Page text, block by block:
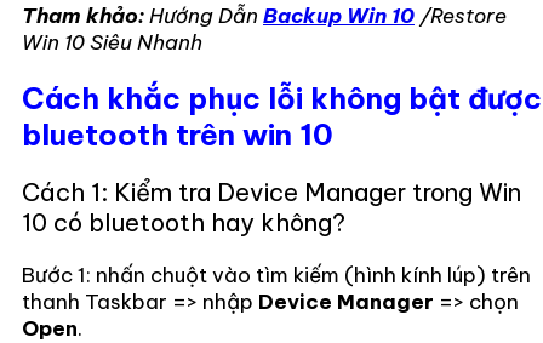
Tham khảo:Hướng Dẫn Backup Win 10 /Restore
Win 10 Siêu Nhanh
Cách khắc phục lỗi không bật được
bluetooth trên win 10
Cách 1: Kiểm tra Device Manager trong Win
10 có bluetooth hay không?
Bước 1: nhấn chuột vào tìm kiếm (hình kính lúp) trên
thanh Taskbar => nhập Device Manager => chọn
Open.